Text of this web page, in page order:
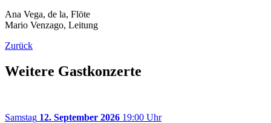
Ana Vega, de la, Flöte
Mario Venzago, Leitung
Zurück
Weitere Gastkonzerte
Samstag 12. September 2026 19:00 Uhr